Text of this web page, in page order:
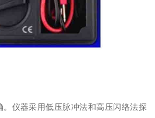
仪器采用低压脉冲法和高压闪络法探